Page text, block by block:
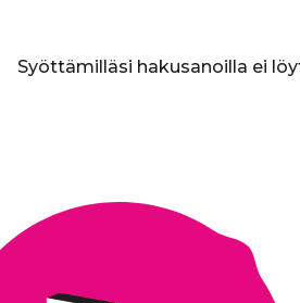
Syöttämilläsi hakusanoilla ei